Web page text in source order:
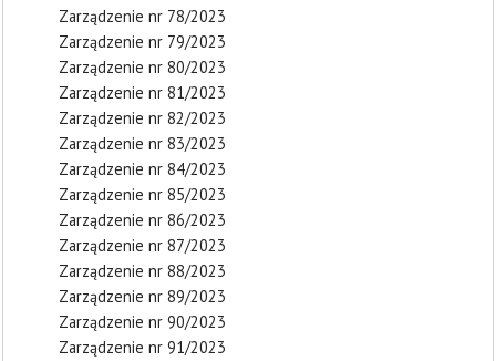
Zarządzenie nr 78/2023
Zarządzenie nr 79/2023
Zarządzenie nr 80/2023
Zarządzenie nr 81/2023
Zarządzenie nr 82/2023
Zarządzenie nr 83/2023
Zarządzenie nr 84/2023
Zarządzenie nr 85/2023
Zarządzenie nr 86/2023
Zarządzenie nr 87/2023
Zarządzenie nr 88/2023
Zarządzenie nr 89/2023
Zarządzenie nr 90/2023
Zarządzenie nr 91/2023